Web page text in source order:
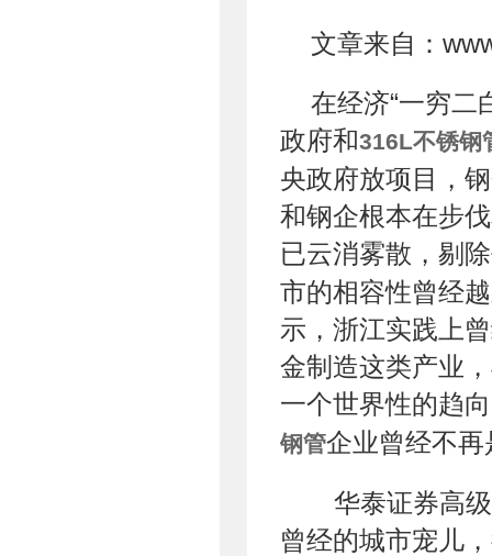
文章来自：
在经济“一穷二
政府和316L不锈钢
央政府放项目，
和钢企根本在步
已云消雾散，剔
市的相容性曾经
示，浙江实践上
金制造这类产业
一个世界性的趋
钢管企业曾经不再
华泰证券高
曾经的城市宠儿